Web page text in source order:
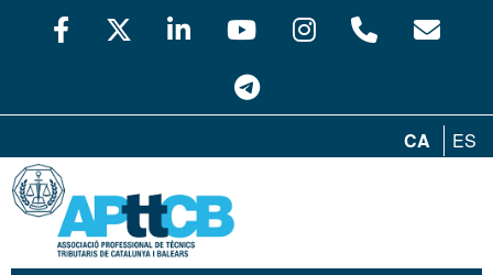
CA ES